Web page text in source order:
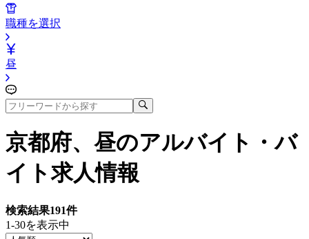
職種を選択
昼
京都府、昼のアルバイト・バ
イト求人情報
検索結果191件
1-30を表示中